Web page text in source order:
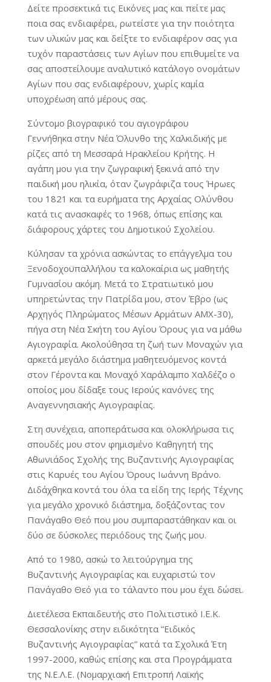
Δείτε προσεκτικά τις Εικόνες μας και πείτε μας
ποια σας ενδιαφέρει, ρωτείστε για την ποιότητα
των υλικών μας και δείξτε το ενδιαφέρον σας για
τυχόν παραστάσεις των Αγίων που επιθυμείτε να
σας αποστείλουμε αναλυτικό κατάλογο ονομάτων
Αγίων που σας ενδιαφέρουν, χωρίς καμία
υποχρέωση από μέρους σας.
Σύντομο βιογραφικό του αγιογράφου
Γεννήθηκα στην Νέα Όλυνθο της Χαλκιδικής με
ρίζες από τη Μεσσαρά Ηρακλείου Κρήτης. Η
αγάπη μου για την ζωγραφική ξεκινά από την
παιδική μου ηλικία, όταν ζωγράφιζα τους Ήρωες
του 1821 και τα ευρήματα της Αρχαίας Ολύνθου
κατά τις ανασκαφές το 1968, όπως επίσης και
διάφορους χάρτες του Δημοτικού Σχολείου.
Κύλησαν τα χρόνια ασκώντας το επάγγελμα του
Ξενοδοχοϋπαλλήλου τα καλοκαίρια ως μαθητής
Γυμνασίου ακόμη. Μετά το Στρατιωτικό μου
υπηρετώντας την Πατρίδα μου, στον Έβρο (ως
Αρχηγός Πληρώματος Μέσων Αρμάτων ΑΜΧ-30),
πήγα στη Νέα Σκήτη του Αγίου Όρους για να μάθω
Αγιογραφία. Ακολούθησα τη ζωή των Μοναχών για
αρκετά μεγάλο διάστημα μαθητευόμενος κοντά
στον Γέροντα και Μοναχό Χαράλαμπο Χαλδέζο ο
οποίος μου δίδαξε τους Ιερούς κανόνες της
Αναγεννησιακής Αγιογραφίας.
Στη συνέχεια, αποπεράτωσα και ολοκλήρωσα τις
σπουδές μου στον φημισμένο Καθηγητή της
Αθωνιάδος Σχολής της Βυζαντινής Αγιογραφίας
στις Καρυές του Αγίου Όρους Ιωάννη Βράνο.
Διδάχθηκα κοντά του όλα τα είδη της Ιερής Τέχνης
για μεγάλο χρονικό διάστημα, δοξάζοντας τον
Πανάγαθο Θεό που μου συμπαραστάθηκαν και οι
δύο σε δύσκολες περιόδους της ζωής μου.
Από το 1980, ασκώ το λειτούργημα της
Βυζαντινής Αγιογραφίας και ευχαριστώ τον
Πανάγαθο Θεό για το τάλαντο που μου έχει δώσει.
Διετέλεσα Εκπαιδευτής στο Πολιτιστικό Ι.Ε.Κ.
Θεσσαλονίκης στην ειδικότητα “Ειδικός
Βυζαντινής Αγιογραφίας” κατά τα Σχολικά Έτη
1997-2000, καθώς επίσης και στα Προγράμματα
της Ν.Ε.Λ.Ε. (Νομαρχιακή Επιτροπή Λαϊκής